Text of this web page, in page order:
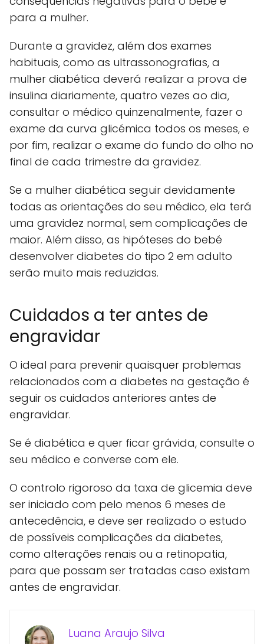
para a mulher.
Durante a gravidez, além dos exames
habituais, como as ultrassonografias, a
mulher diabética deverá realizar a prova de
insulina diariamente, quatro vezes ao dia,
consultar o médico quinzenalmente, fazer o
exame da curva glicémica todos os meses, e
por fim, realizar o exame do fundo do olho no
final de cada trimestre da gravidez.
Se a mulher diabética seguir devidamente
todas as orientações do seu médico, ela terá
uma gravidez normal, sem complicações de
maior. Além disso, as hipóteses do bebé
desenvolver diabetes do tipo 2 em adulto
serão muito mais reduzidas.
Cuidados a ter antes de
engravidar
O ideal para prevenir quaisquer problemas
relacionados com a diabetes na gestação é
seguir os cuidados anteriores antes de
engravidar.
Se é diabética e quer ficar grávida, consulte o
seu médico e converse com ele.
O controlo rigoroso da taxa de glicemia deve
ser iniciado com pelo menos 6 meses de
antecedência, e deve ser realizado o estudo
de possíveis complicações da diabetes,
como alterações renais ou a retinopatia,
para que possam ser tratadas caso existam
antes de engravidar.
Luana Araujo Silva